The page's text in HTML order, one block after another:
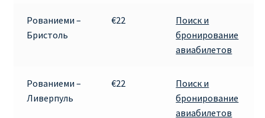
ИНФОРМАЦИЯ ДЛЯ ПАССАЖИРОВ
ВЫБОР И БРОНИРОВАНИЯ МЕСТ В RYANAIR
ЗАДЕРЖКА, ОТМЕНА, ПЕРЕНОС РЕЙСОВ RYANAIR
Рованиеми –
Бристоль
€22
Поиск и
бронирование
авиабилетов
Рованиеми –
Ливерпуль
€22
Поиск и
бронирование
авиабилетов